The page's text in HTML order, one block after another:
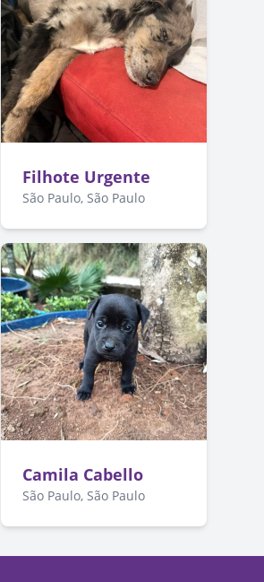
Filhote Urgente
São Paulo, São Paulo
Camila Cabello
São Paulo, São Paulo